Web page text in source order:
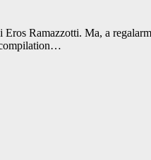
Ramazzotti. Ma, a
compilation…